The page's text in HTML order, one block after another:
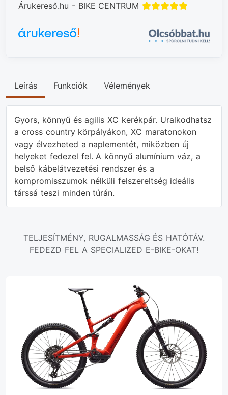
Árukereső.hu - BIKE CENTRUM
Leírás Funkciók Vélemények
Gyors, könnyű és agilis XC kerékpár. Uralkodhatsz
a cross country körpályákon, XC maratonokon
vagy élvezheted a naplementét, miközben új
helyeket fedezel fel. A könnyű alumínium váz, a
belső kábelátvezetési rendszer és a
kompromisszumok nélküli felszereltség ideális
társsá teszi minden túrán.
TELJESÍTMÉNY, RUGALMASSÁG ÉS HATÓTÁV.
FEDEZD FEL A SPECIALIZED E-BIKE-OKAT!